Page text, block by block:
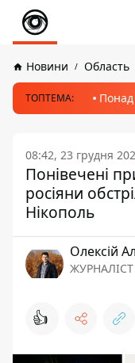
Новини Область
ТОПТЕМА: Понад
08:42, 23 грудня
Понівечені
росіяни
Нікополь
Олексій
ЖУРНАЛІСТ
👍